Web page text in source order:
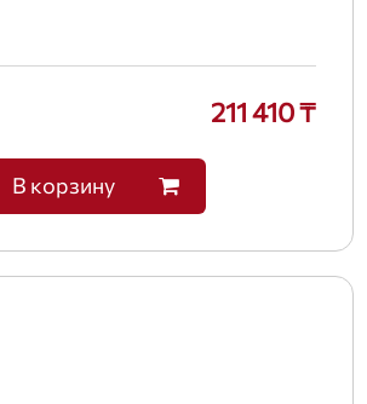
211 410 ₸
В корзину